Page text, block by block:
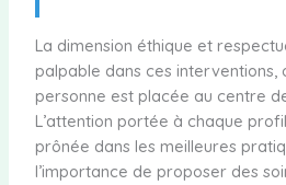
La dimension éthique et
palpable dans ces interventions,
personne est placée au centre
L’attention portée à chaque
prônée dans les meilleures
l’importance de proposer des